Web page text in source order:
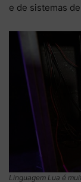
e de sistemas de
Linguagem Lua é